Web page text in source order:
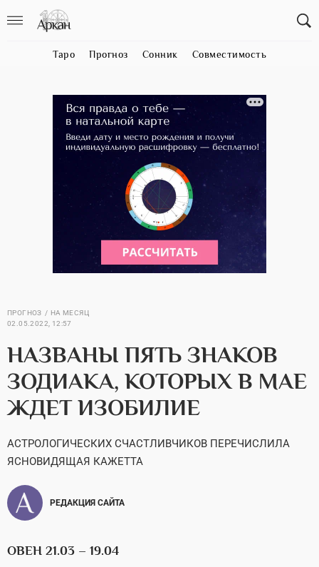
Таро Прогноз Сонник Совместимость
ПРОГНОЗ
НА МЕСЯЦ
02.05.2022, 12:57
НАЗВАНЫ ПЯТЬ ЗНАКОВ
ЗОДИАКА, КОТОРЫХ В МАЕ
ЖДЕТ ИЗОБИЛИЕ
АСТРОЛОГИЧЕСКИХ СЧАСТЛИВЧИКОВ ПЕРЕЧИСЛИЛА
ЯСНОВИДЯЩАЯ КАЖЕТТА
РЕДАКЦИЯ САЙТА
ОВЕН 21.03 – 19.04